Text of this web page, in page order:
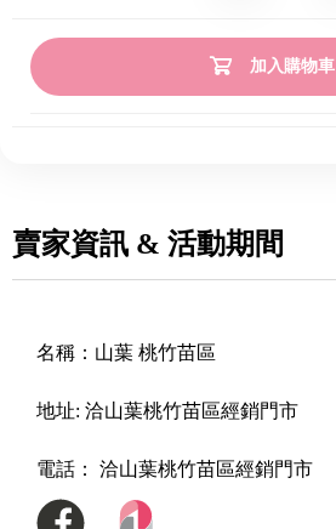
加入購物車
賣家資訊 & 活動期間
名稱： 山葉 桃竹苗區
地址: 洽山葉桃竹苗區經銷門市
電話： 洽山葉桃竹苗區經銷門市